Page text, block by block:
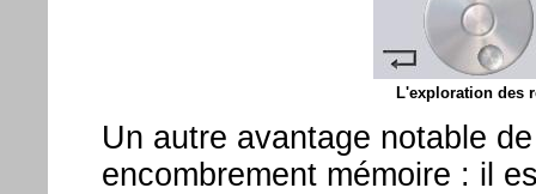
L'exploration des
Un autre avantage notable
encombrement mémoire : il